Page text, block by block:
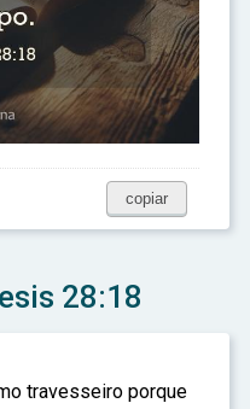
copiar
28:18
travesseiro porque